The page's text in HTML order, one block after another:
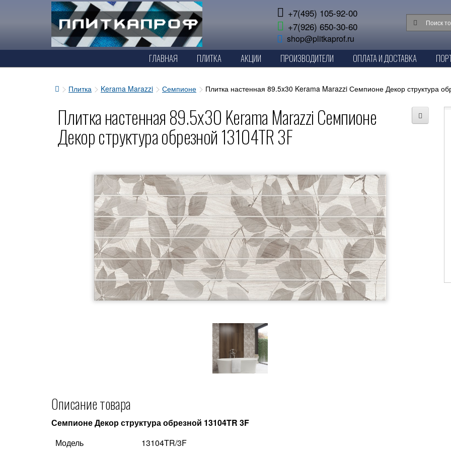
+7(495) 105-92-00
+7(926) 650-30-60
shop@plitkaprof.ru
ГЛАВНАЯ ПЛИТКА АКЦИИ ПРОИЗВОДИТЕЛИ ОПЛАТА И ДОСТАВКА
Плитка Kerama Marazzi Семпионе Плитка настенная 89.5x30 Kerama Marazzi Семпионе Декор структура
Плитка настенная 89.5x30 Kerama Marazzi Семпионе
Декор структура обрезной 13104TR 3F
Описание товара
Семпионе Декор структура обрезной 13104TR 3F
Модель
13104TR/3F